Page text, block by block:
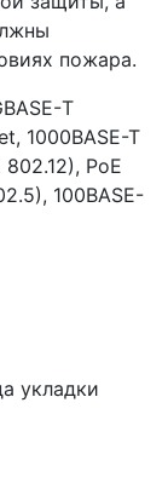
пожара.
Т
1000BASE-T
PoE
100BASE-
укладки